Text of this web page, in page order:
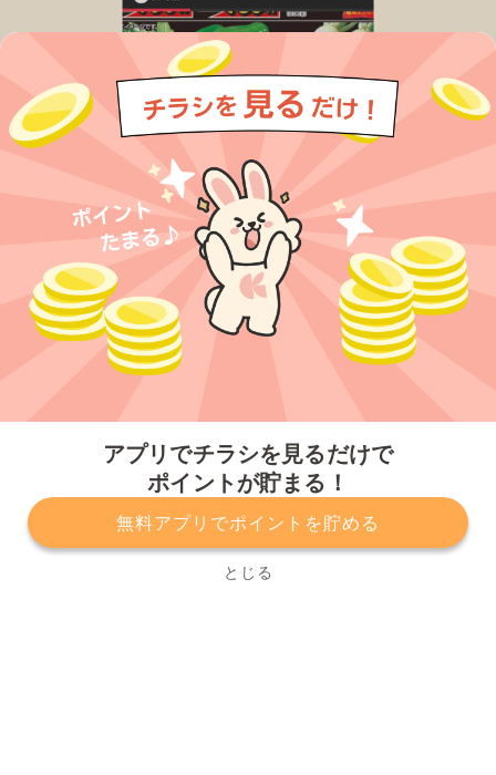
アプリでチラシを見るだけで
ポイントが貯まる！
無料アプリでポイントを貯める
とじる
プライバシーポリシー 利用規約
運営会社
サービスに関してのお問い合わせ